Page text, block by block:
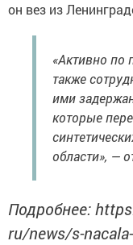
он вез из
«Активно по
также
ими
которые
области», —
Подробнее:
ru/news/s-